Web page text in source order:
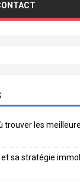
trouver les
et sa stratégie